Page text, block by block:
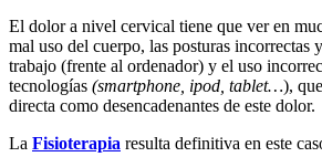
El dolor a nivel cervical tiene que ver en
mal uso del cuerpo, las posturas incorrectas
trabajo (frente al ordenador) y el uso
tecnologías (smartphone, ipod, tablet…),
directa como desencadenantes de este dolor.
La Fisioterapia resulta definitiva en este